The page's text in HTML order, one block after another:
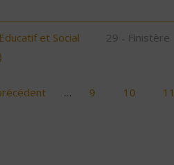
et Social
29 - Finistère
… 9 10 11